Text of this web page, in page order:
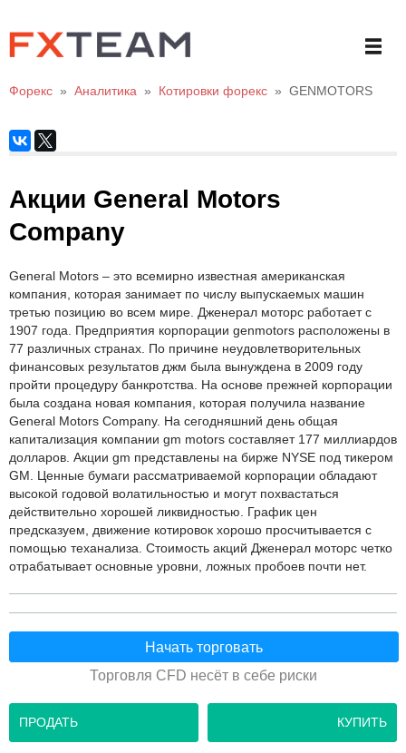
Форекс » Аналитика » Котировки форекс » GENMOTORS
Акции General Motors
Company
General Motors – это всемирно известная американская
компания, которая занимает по числу выпускаемых машин
третью позицию во всем мире. Дженерал моторс работает с
1907 года. Предприятия корпорации genmotors расположены в
77 различных странах. По причине неудовлетворительных
финансовых результатов джм была вынуждена в 2009 году
пройти процедуру банкротства. На основе прежней корпорации
была создана новая компания, которая получила название
General Motors Company. На сегодняшний день общая
капитализация компании gm motors составляет 177 миллиардов
долларов. Акции gm представлены на бирже NYSE под тикером
GM. Ценные бумаги рассматриваемой корпорации обладают
высокой годовой волатильностью и могут похвастаться
действительно хорошей ликвидностью. График цен
предсказуем, движение котировок хорошо просчитывается с
помощью теханализа. Стоимость акций Дженерал моторс четко
отрабатывает основные уровни, ложных пробоев почти нет.
Начать торговать
Торговля CFD несёт в себе риски
ПРОДАТЬ КУПИТЬ